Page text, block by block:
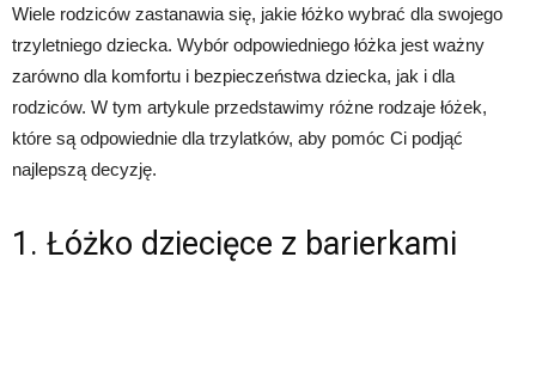
Wiele rodziców zastanawia się, jakie łóżko wybrać dla swojego
trzyletniego dziecka. Wybór odpowiedniego łóżka jest ważny
zarówno dla komfortu i bezpieczeństwa dziecka, jak i dla
rodziców. W tym artykule przedstawimy różne rodzaje łóżek,
które są odpowiednie dla trzylatków, aby pomóc Ci podjąć
najlepszą decyzję.
1. Łóżko dziecięce z barierkami